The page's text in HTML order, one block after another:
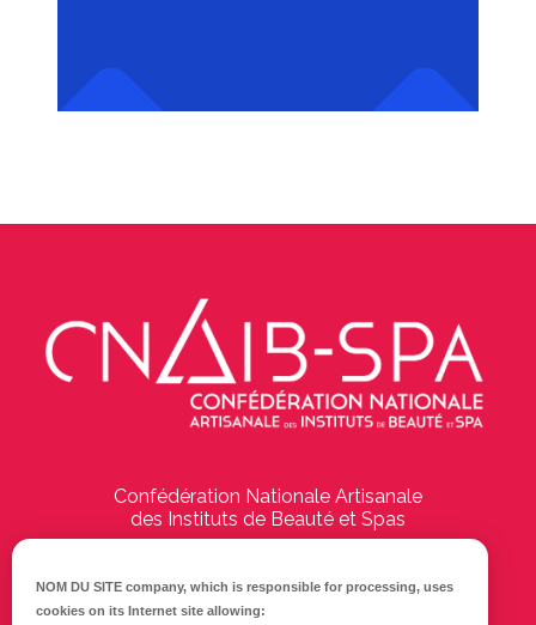
Confédération Nationale Artisanale
des Instituts de Beauté et Spas
17000 La Rochelle
NOM DU SITE company, which is responsible for processing, uses
cookies on its Internet site allowing: